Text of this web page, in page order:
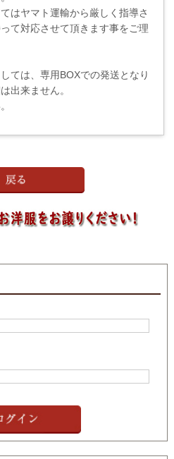
はヤマト運輸から厳しく指導さ
て対応させて頂きます事をご理
ては、専用BOXでの発送となり
出来ません。